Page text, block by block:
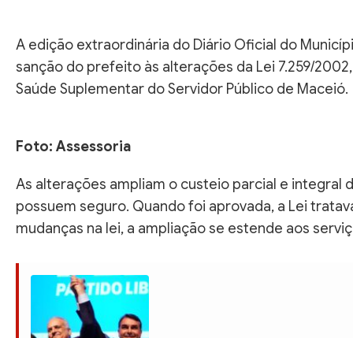
A edição extraordinária do Diário Oficial do
sanção do prefeito às alterações da Lei 7.259/
Saúde Suplementar do Servidor Público de Maceió.
Foto: Assessoria
As alterações ampliam o custeio parcial e integral
possuem seguro. Quando foi aprovada, a Lei
mudanças na lei, a ampliação se estende aos